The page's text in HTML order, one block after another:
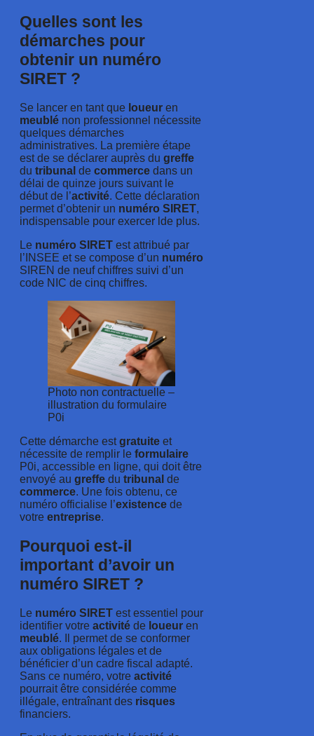
Quelles sont les
démarches pour
obtenir un numéro
SIRET ?
Se lancer en tant que loueur en
meublé non professionnel nécessite
quelques démarches
administratives. La première étape
est de se déclarer auprès du greffe
du tribunal de commerce dans un
délai de quinze jours suivant le
début de l’activité. Cette déclaration
permet d’obtenir un numéro SIRET,
indispensable pour exercer lde plus.
Le numéro SIRET est attribué par
l’INSEE et se compose d’un numéro
SIREN de neuf chiffres suivi d’un
code NIC de cinq chiffres.
Photo non contractuelle –
illustration du formulaire
P0i
Cette démarche estgratuite et
nécessite de remplir le formulaire
P0i, accessible en ligne, qui doit être
envoyé au greffe du tribunal de
commerce. Une fois obtenu, ce
numéro officialise l’existence de
votre entreprise.
Pourquoi est-il
important d’avoir un
numéro SIRET ?
Le numéro SIRET est essentiel pour
identifier votre activité de loueur en
meublé. Il permet de se conformer
aux obligations légales et de
bénéficier d’un cadre fiscal adapté.
Sans ce numéro, votre activité
pourrait être considérée comme
illégale, entraînant des risques
financiers.